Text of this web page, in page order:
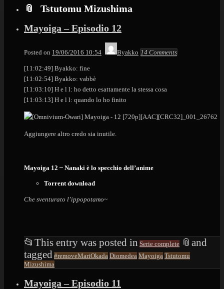
Tstutomu Mizushima
Mayoiga – Episodio 12
Posted on 19/06/2016 10:54 Byakko 14 Comments
[11:02:49] Byakko: fine
[11:02:54] Byakko: vabbè
[11:03:10] H e l l: ho detto esattamente la stessa cosa
[11:03:13] H e l l: quando lo ho finito
Aggiungere altro credo sia inutile.
Mayoiga 12 ~ Nanaki è lo specchio dell’anime
Torrent download
Che sventurato l’ippopotamo~
📂 This entry was posted in Serie complete 📎 and
tagged #removeMariOkada Diomedea Mayoiga Tstutomu
Mizushima
Mayoiga – Episodio 11